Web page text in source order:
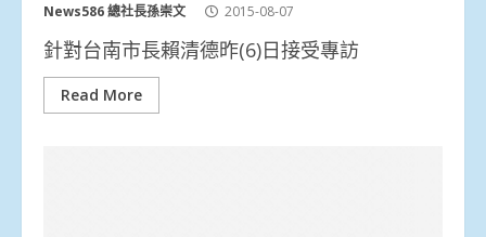
News586 總社長孫崇文 2015-08-07
針對台南市長賴清德昨(6)日接受專訪
Read More